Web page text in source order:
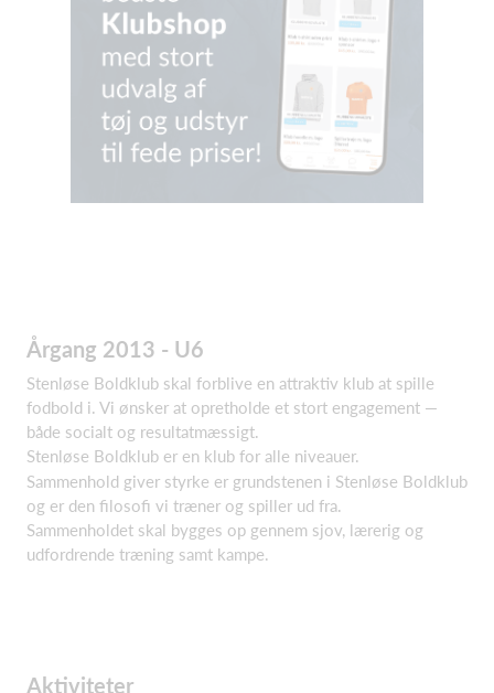
Årgang 2013 - U6
Stenløse Boldklub skal forblive en attraktiv klub at spille
fodbold i. Vi ønsker at opretholde et stort engagement —
både socialt og resultatmæssigt.
Stenløse Boldklub er en klub for alle niveauer.
Sammenhold giver styrke er grundstenen i Stenløse Boldklub
og er den filosofi vi træner og spiller ud fra.
Sammenholdet skal bygges op gennem sjov, lærerig og
udfordrende træning samt kampe.
Aktiviteter